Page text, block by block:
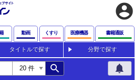
account_circle
動画 くすり 医療機器 書籍通販
タイトルで探す 分野で探す
search notifications